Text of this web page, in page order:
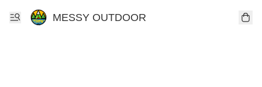
MESSY OUTDOOR